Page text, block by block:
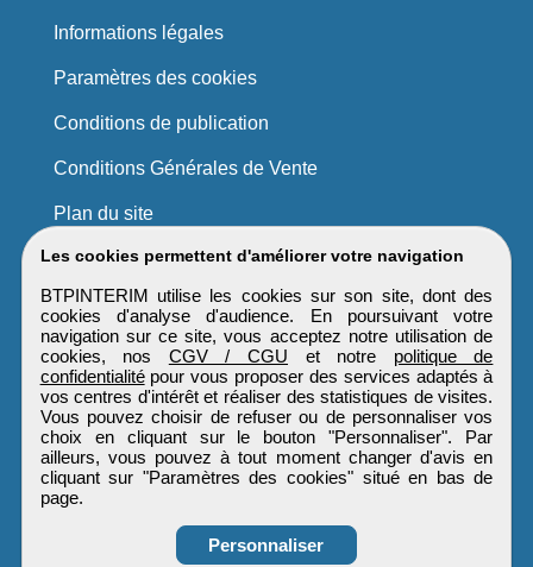
Les cookies permettent d'améliorer votre navigation
BTPINTERIM utilise les cookies sur son site, dont des
cookies d'analyse d'audience. En poursuivant votre
navigation sur ce site, vous acceptez notre utilisation de
cookies, nos CGV / CGU et notre politique de
confidentialitépour vous proposer des services adaptés à
vos centres d'intérêt et réaliser des statistiques de visites.
Vous pouvez choisir de refuser ou de personnaliser vos
choix en cliquant sur le bouton "Personnaliser". Par
ailleurs, vous pouvez à tout moment changer d'avis en
cliquant sur "Paramètres des cookies" situé en bas de
page.
Personnaliser
Informations légales
Paramètres des cookies
Conditions de publication
Conditions Générales de Vente
Plan du site